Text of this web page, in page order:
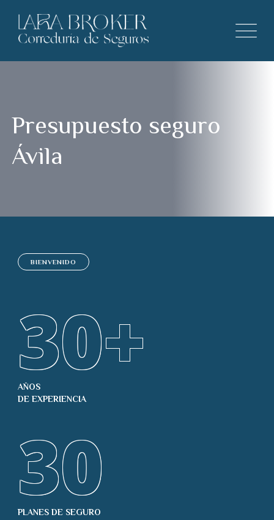
Presupuesto seguro
Ávila
BIENVENIDO
30+
AÑOS
DE EXPERIENCIA
30
PLANES DE SEGURO